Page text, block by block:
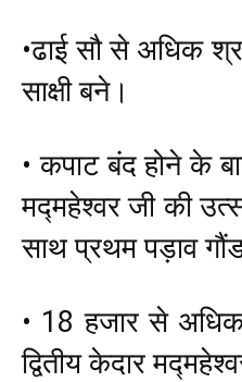
•ढाई सौ से अधिक
साक्षी बने।
• कपाट बंद होने के
मद्महेश्वर जी की
साथ प्रथम पड़ाव
• 18 हजार से
द्वितीय केदार